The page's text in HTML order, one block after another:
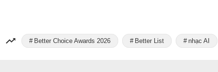
Better Choice Awards 2026 Better List nhạc AI